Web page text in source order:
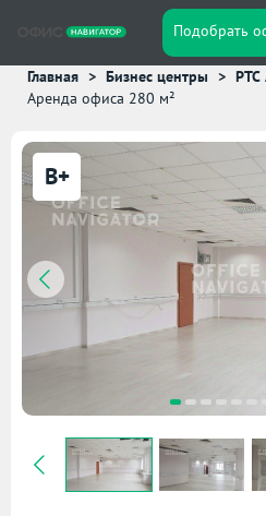
Подобрать
Главная Бизнес центры
РТС
Аренда офиса 280 м²
B+